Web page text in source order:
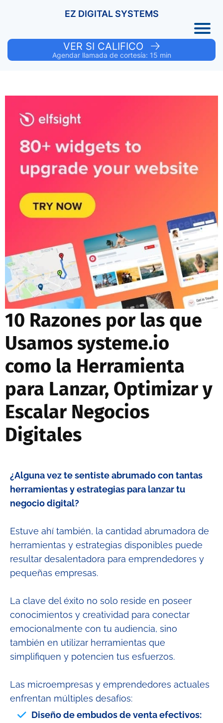
EZ DIGITAL SYSTEMS
VER SI CALIFICO
Agendar llamada de cortesía: 15 min
10 Razones por las que
Usamos systeme.io
como la Herramienta
para Lanzar, Optimizar y
Escalar Negocios
Digitales
¿Alguna vez te sentiste abrumado con tantas
herramientas y estrategias para lanzar tu
negocio digital?
Estuve ahí también, la cantidad abrumadora de
herramientas y estrategias disponibles puede
resultar desalentadora para emprendedores y
pequeñas empresas.
La clave del éxito no solo reside en poseer
conocimientos y creatividad para conectar
emocionalmente con tu audiencia, sino
también en utilizar herramientas que
simplifiquen y potencien tus esfuerzos.​
Las microempresas y emprendedores actuales
enfrentan múltiples desafíos:
Diseño de embudos de venta efectivos: